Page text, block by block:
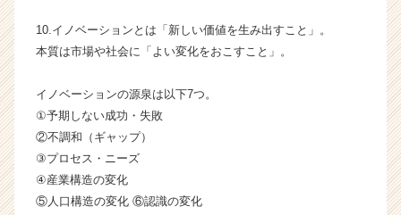
チ
ア
リ
ア
e
10.イノベーションとは「新しい価値を生み出すこと」。
本質は市場や社会に「よい変化をおこすこと」。
イノベーションの源泉は以下7つ。
①予期しない成功・失敗
②不調和（ギャップ）
③プロセス・ニーズ
④産業構造の変化
⑤人口構造の変化 ⑥認識の変化